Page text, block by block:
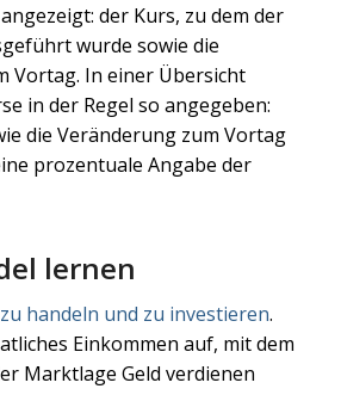
der Kurs, zu dem der
wurde sowie die
Vortag. In einer Übersicht
in der Regel so angegeben:
die Veränderung zum Vortag
prozentuale Angabe der
lernen
handeln und zu investieren.
Einkommen auf, mit dem
Marktlage Geld verdienen